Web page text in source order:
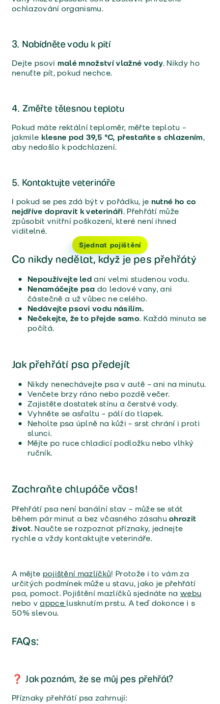
ochlazování organismu.
3. Nabídněte vodu k pití
Dejte psovi malé množství vlažné vody. Nikdy ho
nenuťte pít, pokud nechce.
4. Změřte tělesnou teplotu
Pokud máte rektální teploměr, měřte teplotu –
jakmile klesne pod 39,5 °C, přestaňte s chlazením,
aby nedošlo k podchlazení.
5. Kontaktujte veterináře
I pokud se pes zdá být v pořádku, je nutné ho co
nejdříve dopravit k veterináři. Přehřátí může
způsobit vnitřní poškození, které není ihned
viditelné.
Sjednat pojištění
Co nikdy nedělat, když je pes přehřátý
Nepoužívejte led ani velmi studenou vodu.
Nenamáčejte psa do ledové vany, ani
částečně a už vůbec ne celého.
Nedávejte psovi vodu násilím.
Nečekejte, že to přejde samo. Každá minuta se
počítá.
Jak přehřátí psa předejít
Nikdy nenechávejte psa v autě – ani na minutu.
Venčete brzy ráno nebo pozdě večer.
Zajistěte dostatek stínu a čerstvé vody.
Vyhněte se asfaltu – pálí do tlapek.
Neholte psa úplně na kůži – srst chrání i proti
slunci.
Mějte po ruce chladicí podložku nebo vlhký
ručník.
Zachraňte chlupáče včas!
Přehřátí psa není banální stav – může se stát
během pár minut a bez včasného zásahuohrozit
život. Naučte se rozpoznat příznaky, jednejte
rychle a vždy kontaktujte veterináře.
A mějte pojištění mazlíčků! Protože i to vám za
určitých podmínek může u stavu, jako je přehřátí
psa, pomoct. Pojištění mazlíčků sjednáte nawebu
nebo vappce lusknutím prstu. A teď dokonce i s
50% slevou.
FAQs:
❓ Jak poznám, že se můj pes přehřál?
Příznaky přehřátí psa zahrnují: